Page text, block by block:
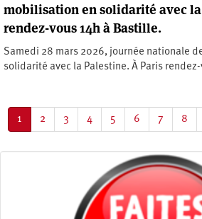
mobilisation en solidarité avec
rendez-vous 14h à Bastille.
Samedi 28 mars 2026, journée nationale
solidarité avec la Palestine. À Paris
Page
courante
1 Page
2 Page
3 Page
4 Page
5 Page
6 Page
7 Page
8